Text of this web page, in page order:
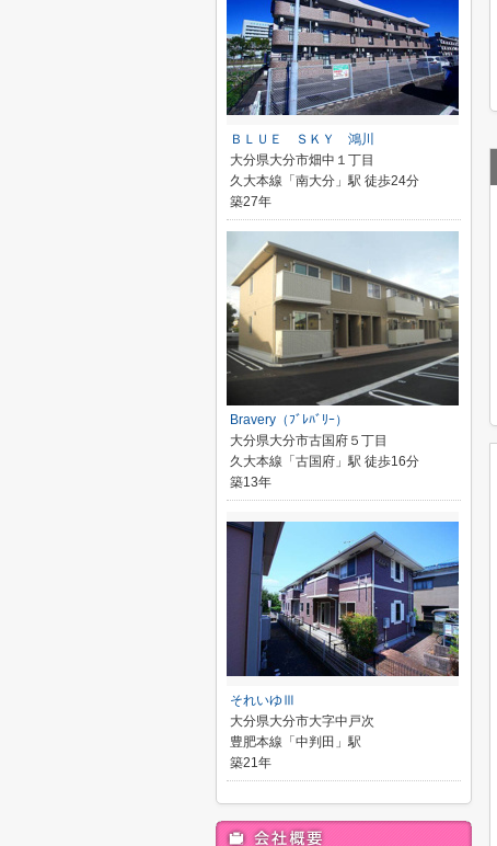
ＢＬＵＥ ＳＫＹ 鴻川
大分県大分市畑中１丁目
久大本線「南大分」駅 徒歩24分
築27年
Bravery（ﾌﾞﾚﾊﾞﾘｰ）
大分県大分市古国府５丁目
久大本線「古国府」駅 徒歩16分
築13年
それいゆⅢ
大分県大分市大字中戸次
豊肥本線「中判田」駅
築21年